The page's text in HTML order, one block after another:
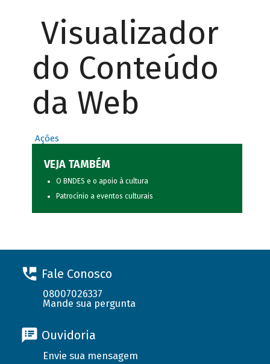
Visualizador
do Conteúdo
da Web
Ações
VEJA TAMBÉM
O BNDES e o apoio à cultura
Patrocínio a eventos culturais
Fale Conosco
08007026337
Mande sua pergunta
Ouvidoria
Envie sua mensagem